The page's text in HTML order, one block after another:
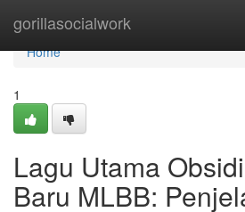
gorillasocialwork
Home
Home
1
Lagu Utama
Baru MLBB: